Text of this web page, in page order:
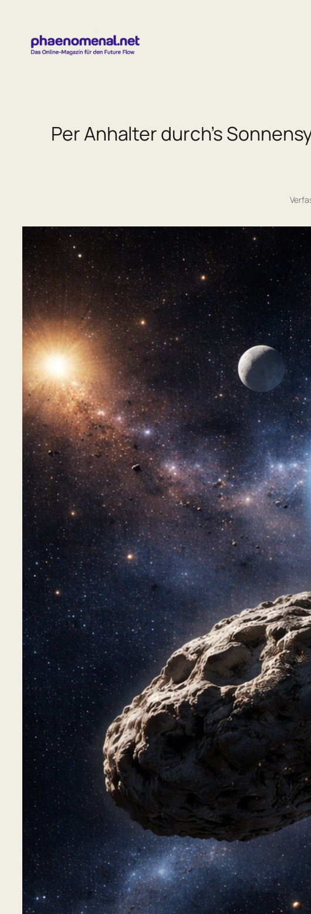
springen
Per Anhalter durch’s